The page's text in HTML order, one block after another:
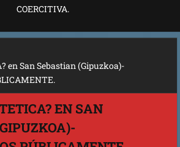
COERCITIVA.
en San Sebastian (Gipuzkoa)-
EN SAN